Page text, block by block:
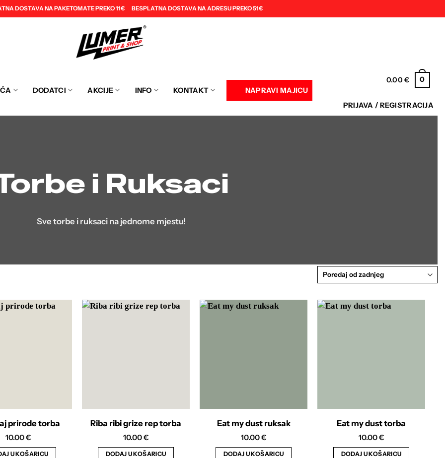
DOSTAVA NA PAKETOMATE PREKO 11€ BESPLATNA DOSTAVA NA ADRESU PREKO 51€
DODATCI AKCIJE INFO KONTAKT NAPRAVI MAJICU
0.00€ 0
PRIJAVA / REGISTRACIJA
i Ruksaci
Sve torbe i ruksaci na jednome mjestu!
prirode torba
10.00€
U KOŠARICU
Riba ribi grize rep torba
10.00€
DODAJ U KOŠARICU
Eat my dust ruksak
10.00€
DODAJ U KOŠARICU
Eat my dust torba
10.00€
DODAJ U KOŠARICU